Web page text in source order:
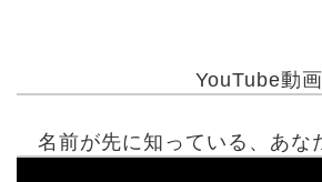
YouTube動画
名前が先に知っている、あな